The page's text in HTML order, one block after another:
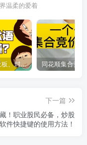
温柔的爱着
股票打板、上板、封板、翘板、炸板是什么意思？炒股你必须懂的暗语！
下一篇
！职业股民必备，炒股
软件快捷键的使用方法！